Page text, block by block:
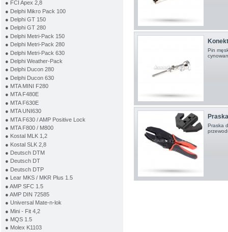
● FCI Apex 2,8
● Delphi Mikro Pack 100
● Delphi GT 150
● Delphi GT 280
● Delphi Metri-Pack 150
● Delphi Metri-Pack 280
● Delphi Metri-Pack 630
● Delphi Weather-Pack
● Delphi Ducon 280
● Delphi Ducon 630
● MTA MINI F280
● MTA F480E
● MTA F630E
● MTA UNI630
● MTA F630 / AMP Positive Lock
● MTA F800 / M800
● Kostal MLK 1,2
● Kostal SLK 2,8
● Deutsch DTM
● Deutsch DT
● Deutsch DTP
● Lear MKS / MKR Plus 1.5
● AMP SFC 1.5
● AMP DIN 72585
● Universal Mate-n-lok
● Mini - Fit 4,2
● MQS 1.5
● Molex K1103
Pin
Praska